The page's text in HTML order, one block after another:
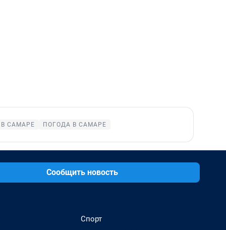
САМАРЕ ПОГОДА В САМАРЕ
Сообщить новость
Спорт